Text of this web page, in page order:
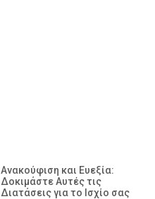
Ανακούφιση και Ευεξία:
Δοκιμάστε Αυτές τις
Διατάσεις για το Ισχίο σας